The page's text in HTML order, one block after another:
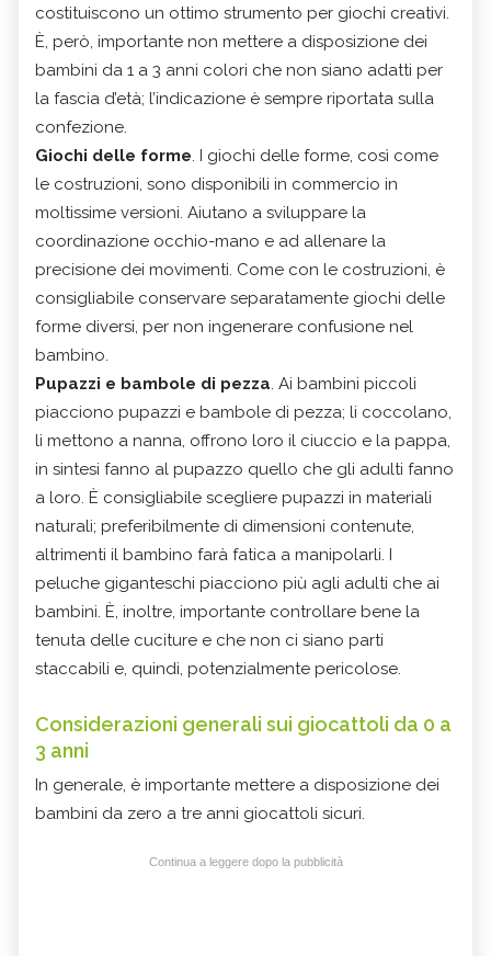
costituiscono un ottimo strumento per giochi creativi.
È, però, importante non mettere a disposizione dei
bambini da 1 a 3 anni colori che non siano adatti per
la fascia d’età; l’indicazione è sempre riportata sulla
confezione.
Giochi delle forme. I giochi delle forme, così come
le costruzioni, sono disponibili in commercio in
moltissime versioni. Aiutano a sviluppare la
coordinazione occhio-mano e ad allenare la
precisione dei movimenti. Come con le costruzioni, è
consigliabile conservare separatamente giochi delle
forme diversi, per non ingenerare confusione nel
bambino.
Pupazzi e bambole di pezza. Ai bambini piccoli
piacciono pupazzi e bambole di pezza; li coccolano,
li mettono a nanna, offrono loro il ciuccio e la pappa,
in sintesi fanno al pupazzo quello che gli adulti fanno
a loro. È consigliabile scegliere pupazzi in materiali
naturali; preferibilmente di dimensioni contenute,
altrimenti il bambino farà fatica a manipolarli. I
peluche giganteschi piacciono più agli adulti che ai
bambini. È, inoltre, importante controllare bene la
tenuta delle cuciture e che non ci siano parti
staccabili e, quindi, potenzialmente pericolose.
Considerazioni generali sui giocattoli da 0 a
3 anni
In generale, è importante mettere a disposizione dei
bambini da zero a tre anni giocattoli sicuri.
Continua a leggere dopo la pubblicità